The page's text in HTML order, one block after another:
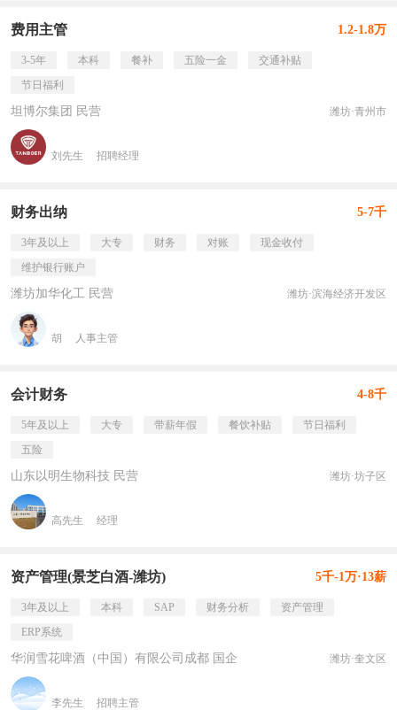
费用主管 1.2-1.8万
3-5年 本科 餐补 五险一金
交通补贴
节日福利
坦博尔集团 民营 潍坊·青州市
刘先生 招聘经理
财务出纳 5-7千
3年及以上 大专 财务 对账
现金收付
维护银行账户
潍坊加华化工 民营 潍坊·滨海经济开发区
胡 人事主管
会计财务 4-8千
5年及以上 大专 带薪年假 餐饮补贴
节日福利
五险
山东以明生物科技 民营 潍坊·坊子区
高先生 经理
资产管理(景芝白酒-潍坊) 5千-1万·13薪
3年及以上 本科 SAP 财务分析
资产管理
ERP系统
华润雪花啤酒（中国）有限公司成都 国企 潍坊·奎文区
李先生 招聘主管